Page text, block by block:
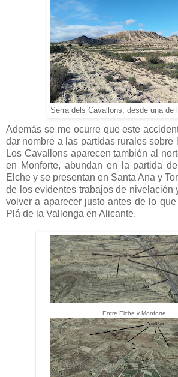
Serra dels Cavallons, desde una de
Además se me ocurre que este
dar nombre a las partidas rurales sobre
Los Cavallons aparecen también al
en Monforte, abundan en la partida
Elche y se presentan en Santa Ana y
de los evidentes trabajos de nivelación
volver a aparecer justo antes de lo que
Plá de la Vallonga en Alicante.
Entre Elche y Monforte